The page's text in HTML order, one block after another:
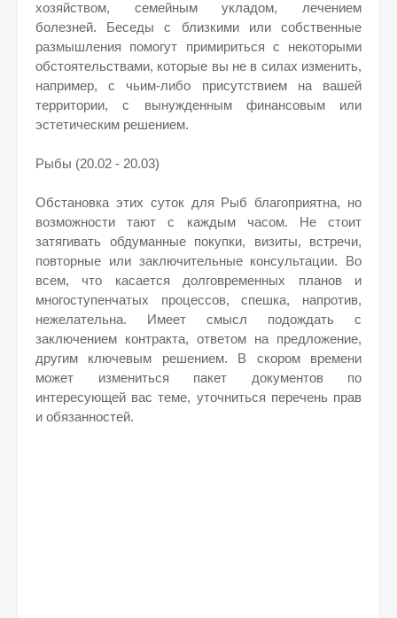
хозяйством, семейным укладом, лечением
болезней. Беседы с близкими или собственные
размышления помогут примириться с некоторыми
обстоятельствами, которые вы не в силах изменить,
например, с чьим-либо присутствием на вашей
территории, с вынужденным финансовым или
эстетическим решением.
Рыбы (20.02 - 20.03)
Обстановка этих суток для Рыб благоприятна, но
возможности тают с каждым часом. Не стоит
затягивать обдуманные покупки, визиты, встречи,
повторные или заключительные консультации. Во
всем, что касается долговременных планов и
многоступенчатых процессов, спешка, напротив,
нежелательна. Имеет смысл подождать с
заключением контракта, ответом на предложение,
другим ключевым решением. В скором времени
может измениться пакет документов по
интересующей вас теме, уточниться перечень прав
и обязанностей.